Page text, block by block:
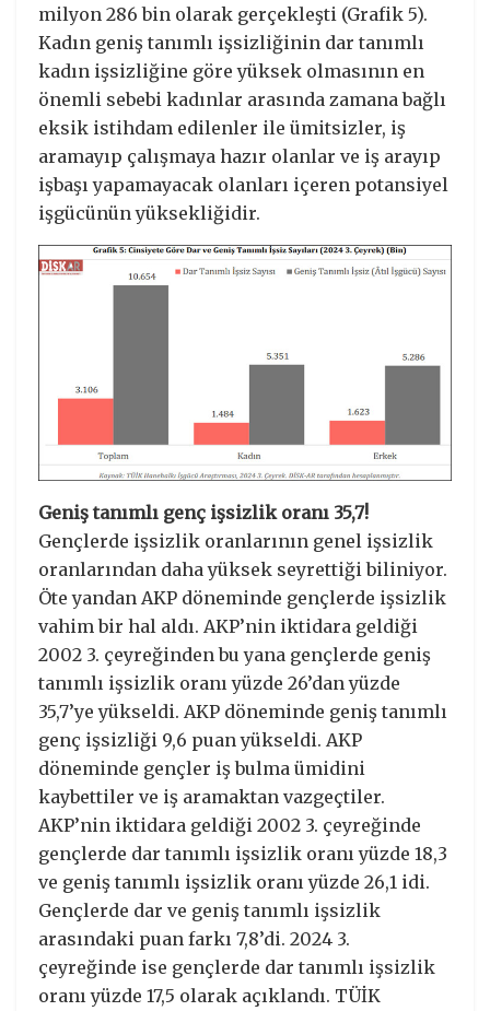
milyon 286 bin olarak gerçekleşti (Grafik 5).
Kadın geniş tanımlı işsizliğinin dar tanımlı
kadın işsizliğine göre yüksek olmasının en
önemli sebebi kadınlar arasında zamana bağlı
eksik istihdam edilenler ile ümitsizler, iş
aramayıp çalışmaya hazır olanlar ve iş arayıp
işbaşı yapamayacak olanları içeren potansiyel
işgücünün yüksekliğidir.
Geniş tanımlı genç işsizlik oranı 35,7!
Gençlerde işsizlik oranlarının genel işsizlik
oranlarından daha yüksek seyrettiği biliniyor.
Öte yandan AKP döneminde gençlerde işsizlik
vahim bir hal aldı. AKP’nin iktidara geldiği
2002 3. çeyreğinden bu yana gençlerde geniş
tanımlı işsizlik oranı yüzde 26’dan yüzde
35,7’ye yükseldi. AKP döneminde geniş tanımlı
genç işsizliği 9,6 puan yükseldi. AKP
döneminde gençler iş bulma ümidini
kaybettiler ve iş aramaktan vazgeçtiler.
AKP’nin iktidara geldiği 2002 3. çeyreğinde
gençlerde dar tanımlı işsizlik oranı yüzde 18,3
ve geniş tanımlı işsizlik oranı yüzde 26,1 idi.
Gençlerde dar ve geniş tanımlı işsizlik
arasındaki puan farkı 7,8’di. 2024 3.
çeyreğinde ise gençlerde dar tanımlı işsizlik
oranı yüzde 17,5 olarak açıklandı. TÜİK